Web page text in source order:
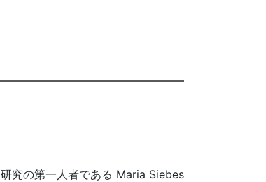
究の第一人者である Maria Siebes